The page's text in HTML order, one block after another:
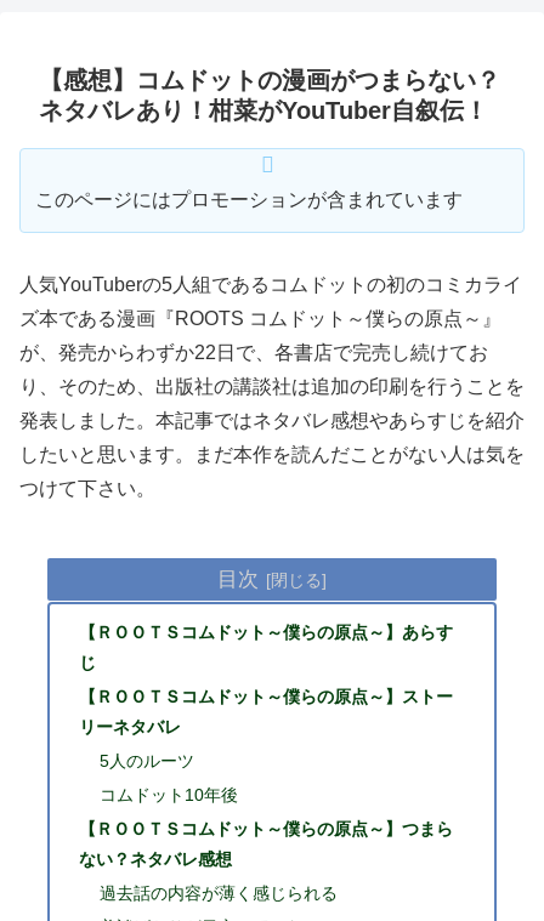
【感想】コムドットの漫画がつまらない？
ネタバレあり！柑菜がYouTuber自叙伝！
このページにはプロモーションが含まれています
人気YouTuberの5人組であるコムドットの初のコミカライ
ズ本である漫画『ROOTS コムドット～僕らの原点～』
が、発売からわずか22日で、各書店で完売し続けてお
り、そのため、出版社の講談社は追加の印刷を行うことを
発表しました。本記事ではネタバレ感想やあらすじを紹介
したいと思います。まだ本作を読んだことがない人は気を
つけて下さい。
目次
【ＲＯＯＴＳコムドット～僕らの原点～】あらす
じ
【ＲＯＯＴＳコムドット～僕らの原点～】ストー
リーネタバレ
5人のルーツ
コムドット10年後
【ＲＯＯＴＳコムドット～僕らの原点～】つまら
ない？ネタバレ感想
過去話の内容が薄く感じられる